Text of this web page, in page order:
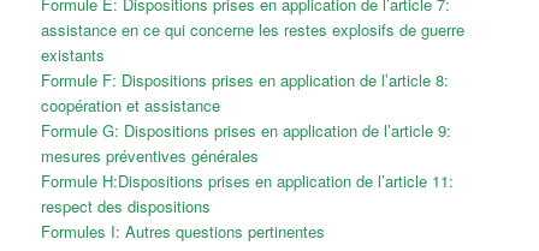
assistance en ce qui concerne les restes explosifs de guerre
existants
Formule F: Dispositions prises en application de l’article 8:
coopération et assistance
Formule G: Dispositions prises en application de l’article 9:
mesures préventives générales
Formule H:Dispositions prises en application de l’article 11:
respect des dispositions
Formules I: Autres questions pertinentes